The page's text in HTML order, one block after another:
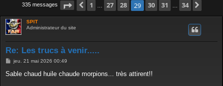
335 messages Page 29 sur34
Précédente
1 27 28 29 30 31 34
SPIT
Administrateur du site
Re: Les trucs à venir.....
M
s
jeu. 21 mai 2026 00:49
Sable chaud huile chaude morpions... très attirent!!